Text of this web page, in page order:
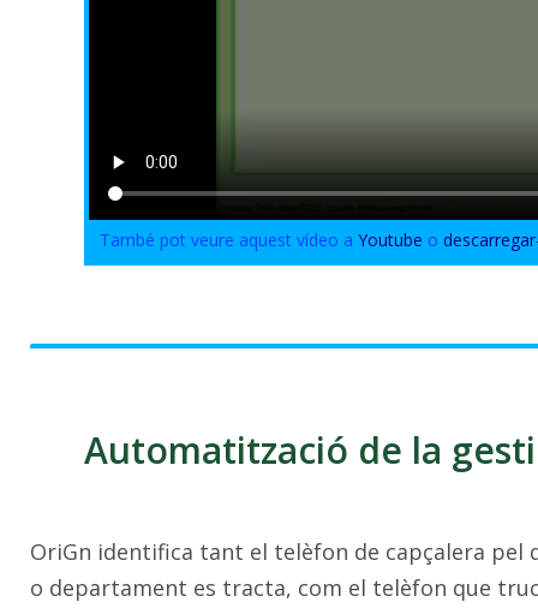
També pot veure aquest vídeo aYoutube o
Automatització de la
OriGn identifica tant el telèfon de capçalera pel
o departament es tracta, com el telèfon que